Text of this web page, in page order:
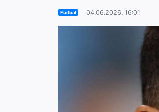
Fudbal 04.06.2026. 16:01